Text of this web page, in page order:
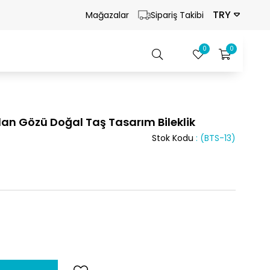
Mağazalar Sipariş Takibi TRY
0
0
Gözü Doğal Taş Tasarım Bileklik
(BTS-13)
Stok Kodu